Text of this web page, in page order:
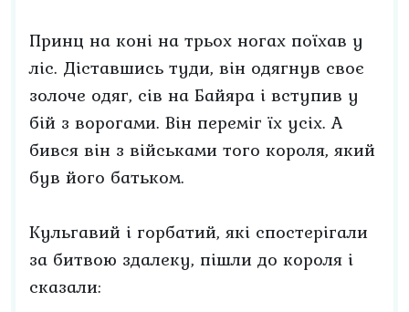
Принц на коні на трьох ногах поїхав у
ліс. Діставшись туди, він одягнув своє
золоче одяг, сів на Байяра і вступив у
бій з ворогами. Він переміг їх усіх. А
бився він з військами того короля, який
був його батьком.
Кульгавий і горбатий, які спостерігали
за битвою здалеку, пішли до короля і
сказали: